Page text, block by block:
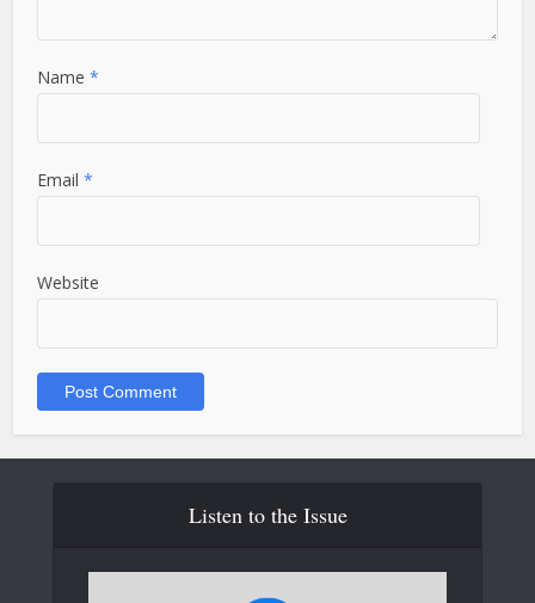
Name*
Email*
Website
Listen to the Issue